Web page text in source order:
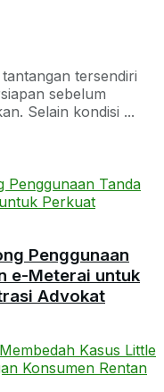
tersendiri
sebelum
Selain kondisi ...
Penggunaan
e-Meterai untuk
Advokat